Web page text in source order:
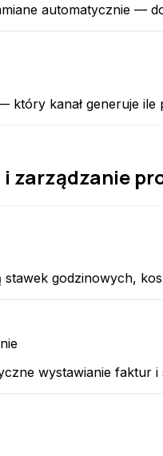
automatycznie —
który kanał generuje
zarządzanie
godzinowych,
wystawianie